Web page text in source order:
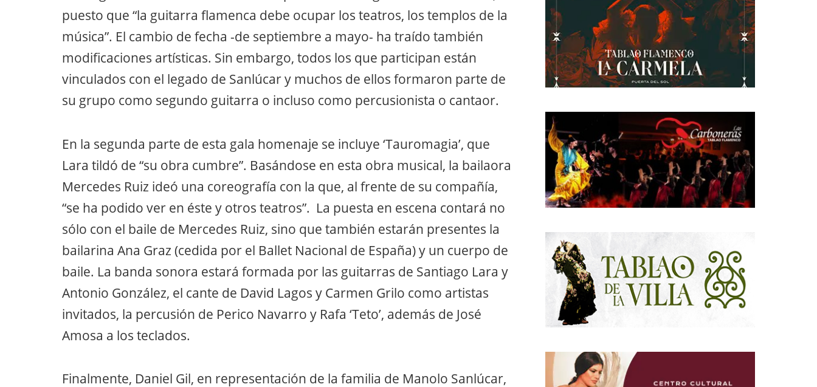
puesto que “la guitarra flamenca debe ocupar los teatros, los templos de la
música”. El cambio de fecha -de septiembre a mayo- ha traído también
modificaciones artísticas. Sin embargo, todos los que participan están
vinculados con el legado de Sanlúcar y muchos de ellos formaron parte de
su grupo como segundo guitarra o incluso como percusionista o cantaor.
En la segunda parte de esta gala homenaje se incluye ‘Tauromagia’, que
Lara tildó de “su obra cumbre”. Basándose en esta obra musical, la bailaora
Mercedes Ruiz ideó una coreografía con la que, al frente de su compañía,
“se ha podido ver en éste y otros teatros”. La puesta en escena contará no
sólo con el baile de Mercedes Ruiz, sino que también estarán presentes la
bailarina Ana Graz (cedida por el Ballet Nacional de España) y un cuerpo de
baile. La banda sonora estará formada por las guitarras de Santiago Lara y
Antonio González, el cante de David Lagos y Carmen Grilo como artistas
invitados, la percusión de Perico Navarro y Rafa ‘Teto’, además de José
Amosa a los teclados.
Finalmente, Daniel Gil, en representación de la familia de Manolo Sanlúcar,